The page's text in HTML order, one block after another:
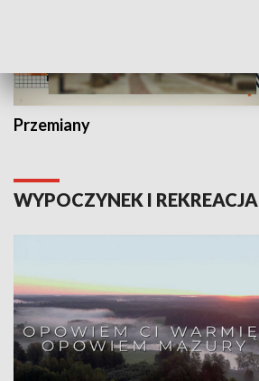
Przemiany
WYPOCZYNEK I REKREACJA